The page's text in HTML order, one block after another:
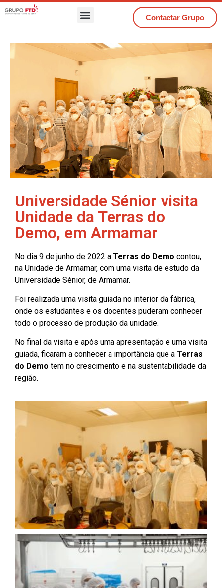
Contactar Grupo
Universidade Sénior visita
Unidade da Terras do
Demo, em Armamar
No dia 9 de junho de 2022 a Terras do Demo contou,
na Unidade de Armamar, com uma visita de estudo da
Universidade Sénior, de Armamar.
Foi realizada uma visita guiada no interior da fábrica,
onde os estudantes e os docentes puderam conhecer
todo o processo de produção da unidade.
No final da visita e após uma apresentação e uma visita
guiada, ficaram a conhecer a importância que a Terras
do Demo tem no crescimento e na sustentabilidade da
região.